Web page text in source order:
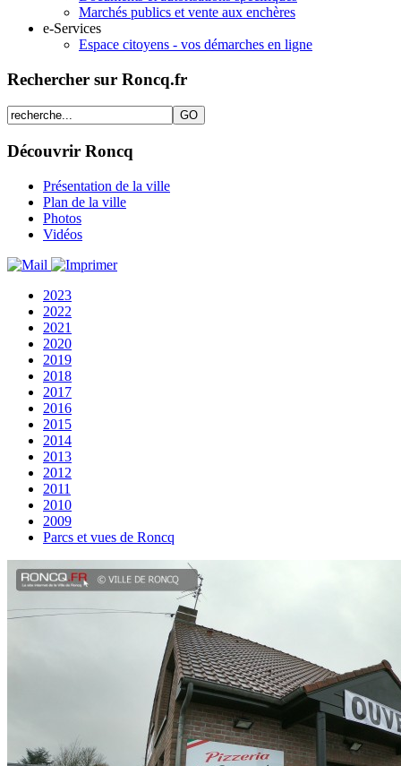
Marchés publics et vente aux enchères
e-Services
Espace citoyens - vos démarches en ligne
Rechercher sur Roncq.fr
Découvrir Roncq
Présentation de la ville
Plan de la ville
Photos
Vidéos
2023
2022
2021
2020
2019
2018
2017
2016
2015
2014
2013
2012
2011
2010
2009
Parcs et vues de Roncq